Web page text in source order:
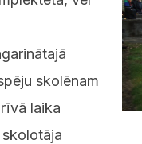
skolēnam
laika